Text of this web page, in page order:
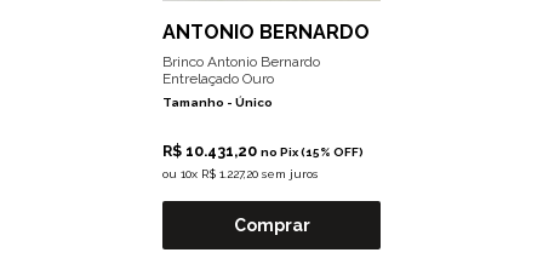
ANTONIO BERNARDO
Brinco Antonio Bernardo
Entrelaçado Ouro
Tamanho - Único
R$ 10.431,20 no Pix (15% OFF)
ou 10x R$ 1.227,20 sem juros
Comprar